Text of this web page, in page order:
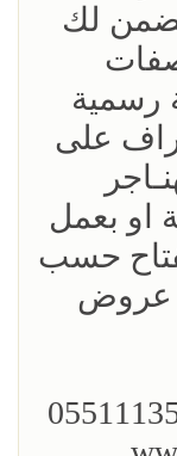
لك
رسمية
على
او بعمل
حسب
عروض